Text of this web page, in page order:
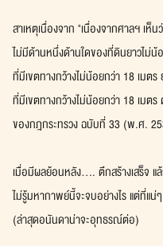
สาเหตุเนื่องจาก "เนื่องจากศาลฯ เห็
ไม่มีด้านหนึ่งด้านใดของที่ดินยาวไม่
ที่มีเขตทางกว้างไม่น้อยกว่า 18 เม
ที่มีเขตทางกว้างไม่น้อยกว่า 18 เมต
ของกฎกระทรวง ฉบับที่ 33 (พ.ศ.
เมื่อมีผลย้อนหลัง.... ตึกสร้างเสร็จ แ
ไม่รู้มหากาพย์นี้จะจบอย่างไร แต่ที่แ
(ล่าสุดอนันดาน่าจะอุทธรณ์ต่อ)